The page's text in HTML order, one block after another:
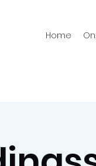
Home